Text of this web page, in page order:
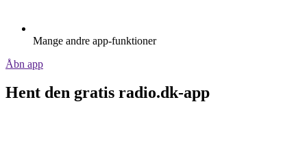
Mange andre app-funktioner
Åbn app
Hent den gratis radio.dk-app